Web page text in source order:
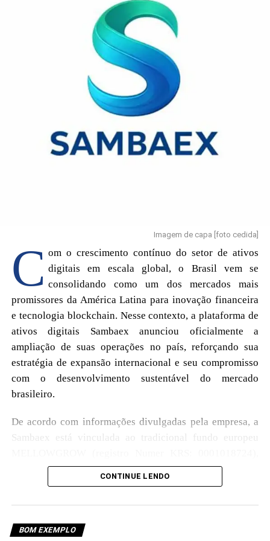
escola.” Palavras simples, mas que emocionaram os voluntários
Segundo representantes da Sambaex, a educação é uma das
para a construção de oportunidades no futuro. Embora muitos
Imagem de capa [foto cedida]
C om o crescimento contínuo do setor de ativos
digitais em escala global, o Brasil vem se
consolidando como um dos mercados mais
promissores da América Latina para inovação financeira
e tecnologia blockchain. Nesse contexto, a plataforma de
ativos digitais Sambaex anunciou oficialmente a
ampliação de suas operações no país, reforçando sua
estratégia de expansão internacional e seu compromisso
com o desenvolvimento sustentável do mercado
brasileiro.
De acordo com informações divulgadas pela empresa, a
Sambaex está vinculada ao tradicional fundo europeu
que atua em parceria com outros consórcios
internacionais para impulsionar a entrada da plataforma
acompanhamento das estruturas financeiras brasileiras,
CONTINUE LENDO
BOM EXEMPLO